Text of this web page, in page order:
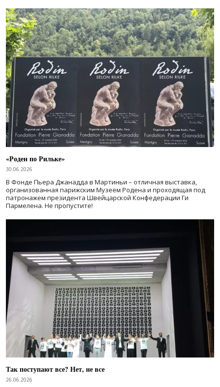
«Роден по Рильке»
30.06.2026
В Фонде Пьера Джанадда в Мартиньи – отличная выставка,
организованная парижским Музеем Родена и проходящая под
патронажем президента Швейцарской Конфедерации Ги
Пармелена. Не пропустите!
Так поступают все? Нет, не все
26.06.2026